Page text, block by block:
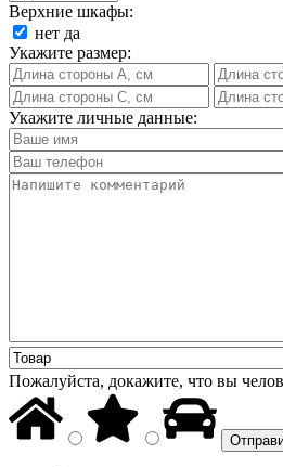
Верхние шкафы:
нет да
Укажите размер:
Укажите личные данные:
Пожалуйста, докажите, что вы